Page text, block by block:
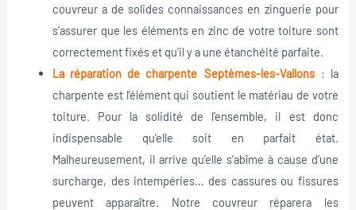
couvreur a de solides connaissances en zinguerie pour
s’assurer que les éléments en zinc de votre toiture sont
correctement fixés et qu’il y a une étanchéité parfaite.
La réparation de charpente Septèmes-les-Vallons : la
charpente est l’élément qui soutient le matériau de votre
toiture. Pour la solidité de l’ensemble, il est donc
indispensable qu’elle soit en parfait état.
Malheureusement, il arrive qu’elle s’abîme à cause d’une
surcharge, des intempéries… des cassures ou fissures
peuvent apparaître. Notre couvreur réparera les